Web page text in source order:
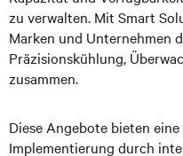
zu verwalten. Mit Smart
Marken und Unternehmen
Präzisionskühlung,
zusammen.
Diese Angebote bieten
Implementierung durch